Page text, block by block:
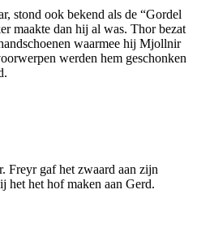
stond ook bekend als de “Gordel
maakte dan hij al was. Thor bezat
waarmee hij Mjollnir
werden hem geschonken
Freyr gaf het zwaard aan zijn
het het hof maken aan Gerd.